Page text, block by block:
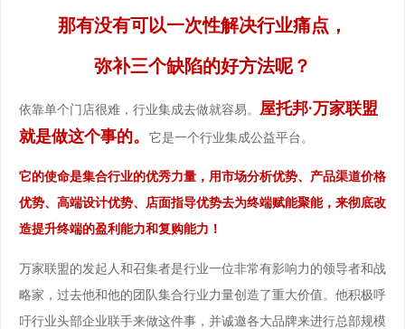
那有没有可以一次性解决行业痛点，
弥补三个缺陷的好方法呢？
依靠单个门店很难，行业集成去做就容易。
屋托邦·万家联盟
就是做这个事的。
它是一个行业集成公益平台。
它的使命是集合行业的优秀力量，用市场分析优势、产品渠道价格
优势、高端设计优势、店面指导优势去为终端赋能聚能，来彻底改
造提升终端的盈利能力和复购能力！
万家联盟的发起人和召集者是行业一位非常有影响力的领导者和战
略家，过去他和他的团队集合行业力量创造了重大价值。他积极呼
吁行业头部企业联手来做这件事，并诚邀各大品牌来进行总部规模